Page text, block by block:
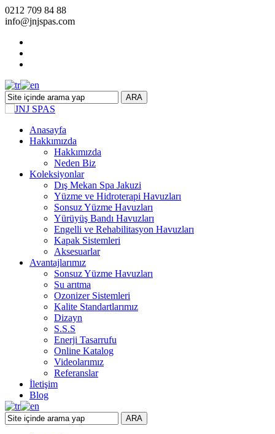
0212 709 84 88
info@jnjspas.com
ARA
Anasayfa
Hakkımızda
Hakkımızda
Neden Biz
Koleksiyonlar
Dış Mekan Spa Jakuzi
Yüzme ve Hidroterapi Havuzları
Sonsuz Yüzme Havuzları
Yürüyüş Bandı Havuzları
Engelli ve Rehabilitasyon Havuzları
Kapak Sistemleri
Aksesuarlar
Avantajlarımız
Sonsuz Yüzme Havuzları
Su arıtma
Ozonizer Sistemleri
Kalite Standartlarımız
Dizayn
S.S.S
Enerji Tasarrufu
Online Katalog
Videolarımız
Referanslar
İletişim
Blog
ARA